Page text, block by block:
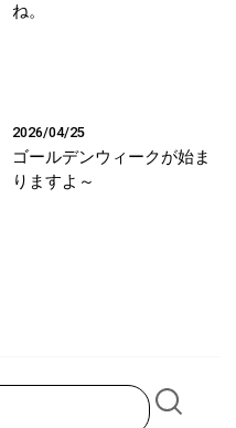
ね。
2026/04/25
ゴールデンウィークが始ま
りますよ～